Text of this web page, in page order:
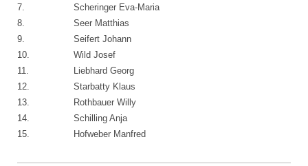
7.
Scheringer Eva-Maria
8.
Seer Matthias
9.
Seifert Johann
10.
Wild Josef
11.
Liebhard Georg
12.
Starbatty Klaus
13.
Rothbauer Willy
14.
Schilling Anja
15.
Hofweber Manfred